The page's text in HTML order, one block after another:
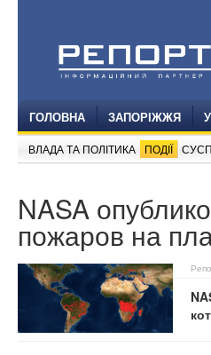
ГОЛОВНА ЗАПОРІЖЖЯ
ВЛАДА ТА ПОЛІТИКА ПОДІЇ
NASA
пожаров на